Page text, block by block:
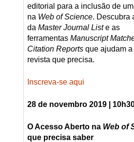
editorial para a inclusão de
na Web of Science. Descubra
da Master Journal Liste as
ferramentas Manuscript
Citation Reportsque ajudam a
revista que precisa.
Inscreva-se aqui
28 de novembro 2019 |
O Acesso Aberto na Web of
que precisa saber